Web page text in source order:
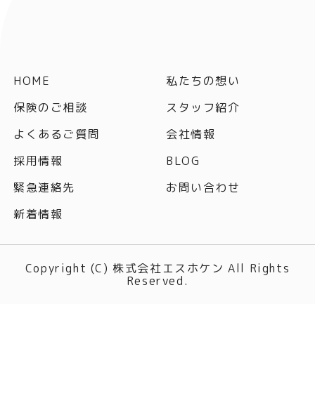
HOME
私たちの想い
保険のご相談
スタッフ紹介
よくあるご質問
会社情報
採用情報
BLOG
緊急連絡先
お問い合わせ
新着情報
Copyright (C) 株式会社エスホケン All Rights
Reserved.